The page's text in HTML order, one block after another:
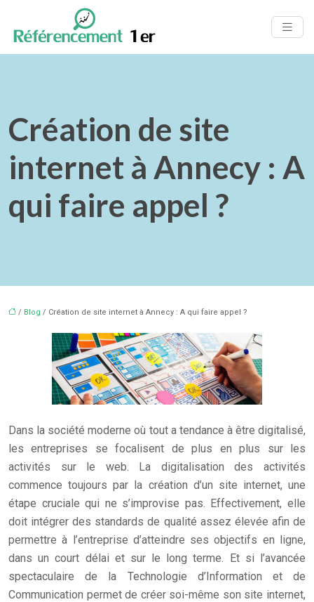
Création de site
internet à Annecy : A
qui faire appel ?
/ Blog / Création de site internet à Annecy : A qui faire appel ?
Dans la société moderne où tout a tendance à être digitalisé,
les entreprises se focalisent de plus en plus sur les
activités sur le web. La digitalisation des activités
commence toujours par la création d’un site internet, une
étape cruciale qui ne s’improvise pas. Effectivement, elle
doit intégrer des standards de qualité assez élevée afin de
permettre à l’entreprise d’atteindre ses objectifs en ligne,
dans un court délai et sur le long terme. Et si l’avancée
spectaculaire de la Technologie d’Information et de
Communication permet de créer soi-même son site internet,